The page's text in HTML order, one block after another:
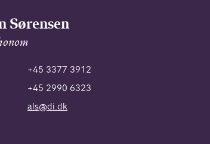
Sørensen
+45 3377 3912
+45 2990 6323
als@di.dk